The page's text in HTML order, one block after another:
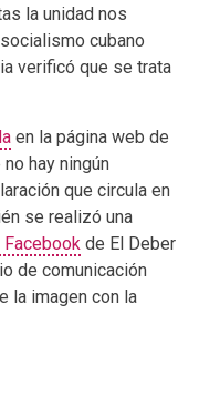
la unidad nos
cubano
verificó que se trata
en la página web de
hay ningún
que circula en
se realizó una
Facebook de El Deber
de comunicación
la imagen con la